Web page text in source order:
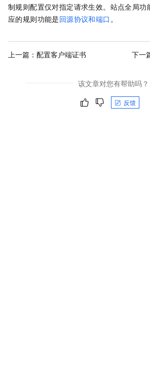
制规则配置仅对指定请求生效。站点全局功
应的规则功能是回源协议和端口 。
上一篇： 配置客户端证书 下一
该文章对您有帮助吗？
反馈